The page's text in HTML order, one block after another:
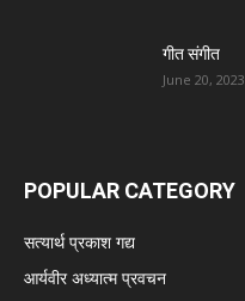
गीत संगीत
June 20, 2023
POPULAR CATEGORY
सत्यार्थ प्रकाश गद्य
आर्यवीर अध्यात्म प्रवचन